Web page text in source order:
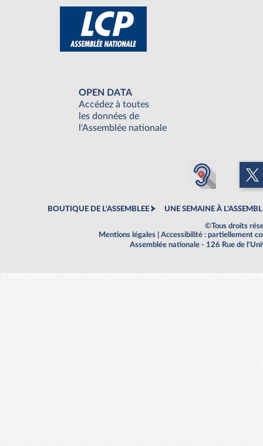
OPEN DATA
Accédez à toutes
les données de
l'Assemblée nationale
BOUTIQUE DE L'ASSEMBLEE UNE SEMAINE À
©Tous droits
Mentions légales
Accessibilité : partiellement
Assemblée nationale - 126 Rue de